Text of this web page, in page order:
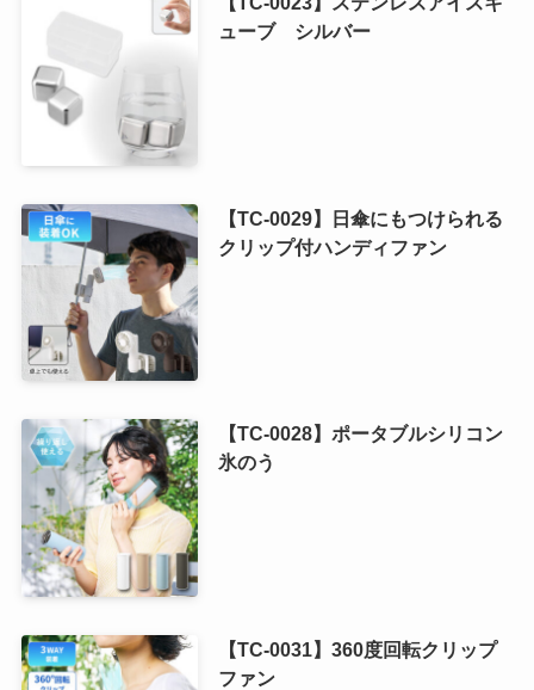
ューブ シルバー
【TC-0029】日傘にもつけられる
クリップ付ハンディファン
【TC-0028】ポータブルシリコン
氷のう
【TC-0031】360度回転クリップ
ファン